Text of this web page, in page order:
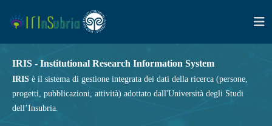
IRIS - Institutional Research Information System
IRIS è il sistema di gestione integrata dei dati della ricerca (persone,
progetti, pubblicazioni, attività) adottato dall'Università degli Studi
dell’Insubria.